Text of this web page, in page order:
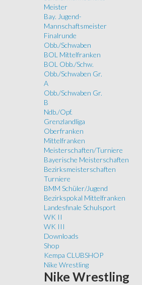
Meister
Bay. Jugend-
Mannschaftsmeister
Finalrunde
Obb./Schwaben
BOL Mittelfranken
BOL Obb./Schw.
Obb./Schwaben Gr.
A
Obb./Schwaben Gr.
B
Ndb./Opf.
Grenzlandliga
Oberfranken
Mittelfranken
Meisterschaften/Turniere
Bayerische Meisterschaften
Bezirksmeisterschaften
Turniere
BMM Schüler/Jugend
Bezirkspokal Mittelfranken
Landesfinale Schulsport
WK II
WK III
Downloads
Shop
Kempa CLUBSHOP
Nike Wrestling
Nike Wrestling